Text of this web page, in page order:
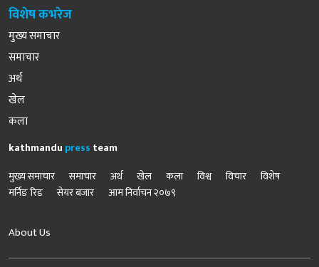
विशेष कभरेज
मुख्य समाचार
समाचार
अर्थ
खेल
कला
kathmandu press team
मुख्य समाचार
समाचार अर्थ खेल कला विश्व विचार
विशेष
मर्निङ रिड
सेयर बजार आम निर्वाचन २०७९
About Us